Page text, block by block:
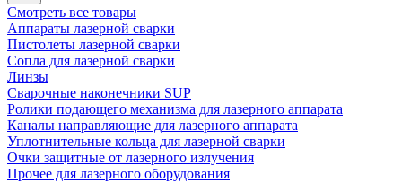
Смотреть все товары
Аппараты лазерной сварки
Пистолеты лазерной сварки
Сопла для лазерной сварки
Линзы
Сварочные наконечники SUP
Ролики подающего механизма для лазерного аппарата
Каналы направляющие для лазерного аппарата
Уплотнительные кольца для лазерной сварки
Очки защитные от лазерного излучения
Прочее для лазерного оборудования